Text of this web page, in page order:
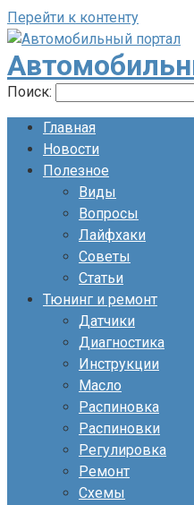
Перейти к контенту
Поиск:
Главная
Новости
Полезное
Виды
Вопросы
Лайфхаки
Советы
Статьи
Тюнинг и ремонт
Датчики
Диагностика
Инструкции
Масло
Распиновка
Распиновки
Регулировка
Ремонт
Схемы